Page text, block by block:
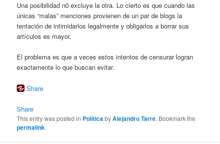
Una posibilidad n0 excluye la otra. Lo cierto es que cuando las
únicas “malas” menciones provienen de un par de blogs la
tentación de intimidarlos legalmente y obligarlos a borrar sus
artículos es mayor.
El problema es que a veces estos intentos de censurar logran
exactamente lo que buscan evitar.
Share
Share
This entry was posted in PolíticabyAlejandro Tarre. Bookmark the
permalink.